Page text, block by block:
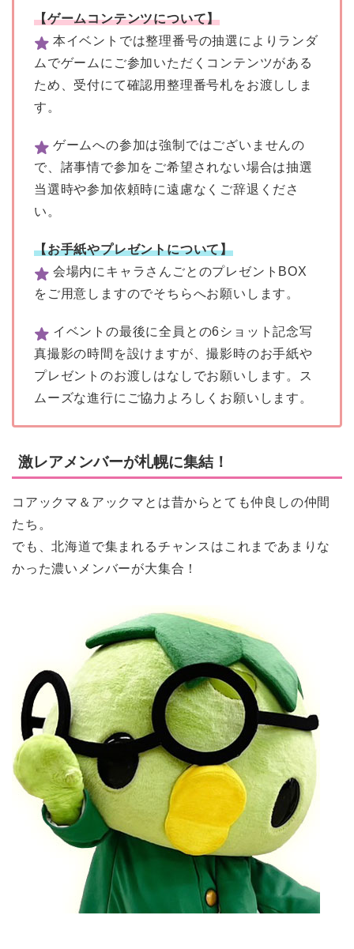
【ゲームコンテンツについて】
本イベントでは整理番号の抽選によりランダ
ムでゲームにご参加いただくコンテンツがある
ため、受付にて確認用整理番号札をお渡ししま
す。
ゲームへの参加は強制ではございませんの
で、諸事情で参加をご希望されない場合は抽選
当選時や参加依頼時に遠慮なくご辞退くださ
い。
【お手紙やプレゼントについて】
会場内にキャラさんごとのプレゼントBOX
をご用意しますのでそちらへお願いします。
イベントの最後に全員との6ショット記念写
真撮影の時間を設けますが、撮影時のお手紙や
プレゼントのお渡しはなしでお願いします。ス
ムーズな進行にご協力よろしくお願いします。
激レアメンバーが札幌に集結！
コアックマ＆アックマとは昔からとても仲良しの仲間
たち。
でも、北海道で集まれるチャンスはこれまであまりな
かった濃いメンバーが大集合！